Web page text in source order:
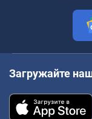
Загружайте